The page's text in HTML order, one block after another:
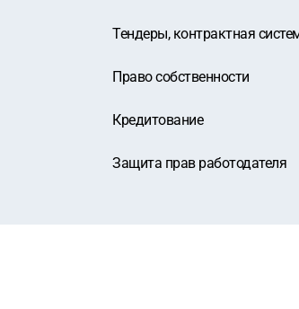
Тендеры, контрактная
Право собственности
Кредитование
Защита прав работодателя